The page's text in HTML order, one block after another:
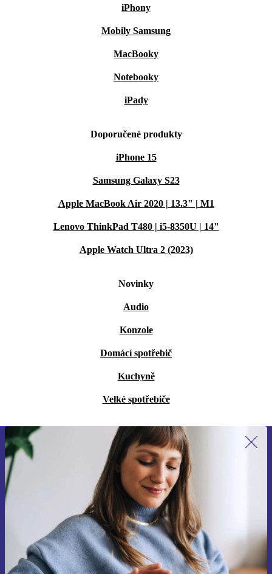
iPhony
Mobily Samsung
MacBooky
Notebooky
iPady
Doporučené produkty
iPhone 15
Samsung Galaxy S23
Apple MacBook Air 2020 | 13.3" | M1
Lenovo ThinkPad T480 | i5-8350U | 14"
Apple Watch Ultra 2 (2023)
Novinky
Audio
Konzole
Domácí spotřebič
Kuchyně
Velké spotřebiče
Přihlas se k odběru našich novinek a
ušetři 400 Kč!
Už nikdy nepromeškej žádnou nabídku.
Chci voucher
Informace o použití osobních údajů najdeš v našich